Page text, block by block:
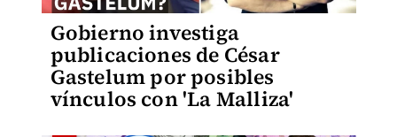
Gobierno investiga
publicaciones de César
Gastelum por posibles
vínculos con 'La Malliza'